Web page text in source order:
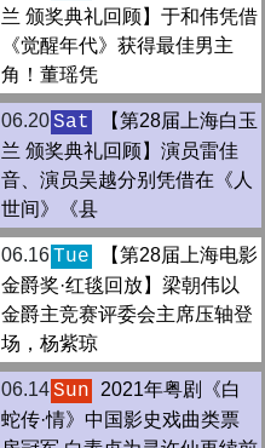
兰 颁奖典礼回顾】于和伟凭借
《觉醒年代》获得最佳男主
角！董瑶凭
06.20Sat
【第28届上海白玉
兰 颁奖典礼回顾】演员雷佳
音、演员吴越分别凭借在《人
世间》《县
06.16Tue
【第28届上海电影
金爵奖·红毯回放】梁朝伟以
金爵主竞赛评委会主席压轴登
场，杨紫琼
06.14Sun
2021年粤剧《白
蛇传·情》中国影史戏曲类票